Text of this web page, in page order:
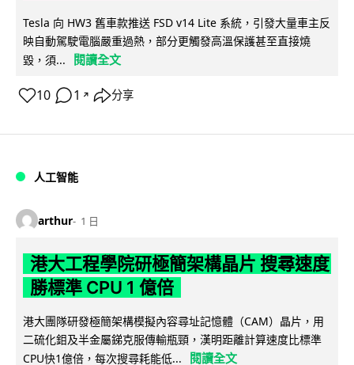
Tesla 向 HW3 舊車款推送 FSD v14 Lite 系統，引發大量車主反
映自動駕駛電腦嚴重過熱，部分更觸發高溫保護甚至直接燒
毀，須...
閱讀全文
10 1 ↗ 分享
人工智能
arthur 1 日
港大工程學院研極簡架構晶片 搜尋速度
勝標準 CPU 1 億倍
港大團隊研發極簡架構模擬內容尋址記憶體（CAM）晶片，用
二硫化鉬及半金屬銻克服傳輸瓶頸，漢明距離計算速度比標準
CPU快1億倍，每次搜尋耗能低...
閱讀全文